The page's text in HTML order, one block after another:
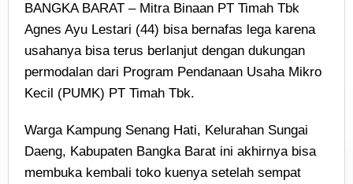
BANGKA BARAT – Mitra Binaan PT Timah Tbk
Agnes Ayu Lestari (44) bisa bernafas lega karena
usahanya bisa terus berlanjut dengan dukungan
permodalan dari Program Pendanaan Usaha Mikro
Kecil (PUMK) PT Timah Tbk.
Warga Kampung Senang Hati, Kelurahan Sungai
Daeng, Kabupaten Bangka Barat ini akhirnya bisa
membuka kembali toko kuenya setelah sempat